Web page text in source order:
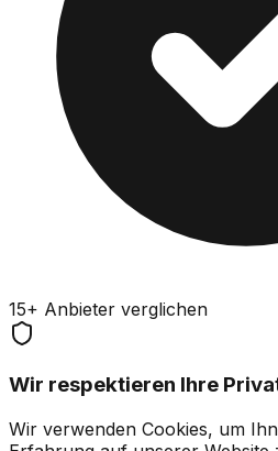
15+ Anbieter verglichen
Wir respektieren Ihre
Wir verwenden Cookies, um